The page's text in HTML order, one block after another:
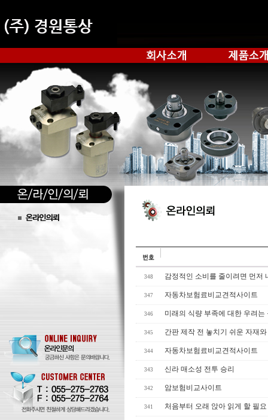
348 감정적인 소비를 줄이려면 먼저
347 자동차보험료비교견적사이트
346 미래의 식량 부족에 대한 우려
345 간판 제작 전 놓치기 쉬운 자재
344 자동차보험료비교견적사이트
343 신라 매소성 전투 승리
342 암보험비교사이트
341 처음부터 오래 앉아 읽게 할 필요